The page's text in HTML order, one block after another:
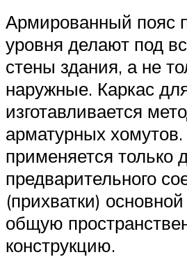
Армированный пояс
уровня делают под
стены здания, а не
наружные. Каркас
изготавливается
арматурных
применяется только
предварительного
(прихватки)
общую
конструкцию.